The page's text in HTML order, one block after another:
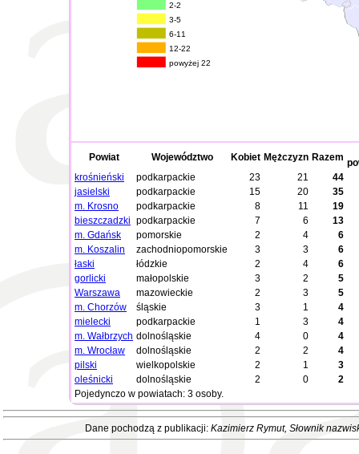
2-2
3-5
6-11
12-22
powyżej 22
Powiat Województwo Kobiet Mężczyzn Razem
krośnieński
podkarpackie 23 21
44
jasielski
podkarpackie 15 20
35
m. Krosno
podkarpackie 8 11
19
bieszczadzki podkarpackie 7 6
13
m. Gdańsk
pomorskie 2 4
6
m. Koszalin
zachodniopomorskie 3 3
6
łaski
łódzkie 2 4
6
gorlicki
małopolskie 3 2
5
Warszawa
mazowieckie 2 3
5
m. Chorzów
śląskie 3 1
4
mielecki
podkarpackie 1 3
4
m. Wałbrzych dolnośląskie 4 0
4
m. Wrocław
dolnośląskie 2 2
4
pilski
wielkopolskie 2 1
3
oleśnicki
dolnośląskie 2 0
2
Pojedynczo w powiatach: 3 osoby.
Dane pochodzą z publikacji: Kazimierz Rymut, Słownik